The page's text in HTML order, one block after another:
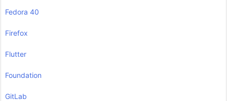
Fedora 40
Firefox
Flutter
Foundation
GitLab